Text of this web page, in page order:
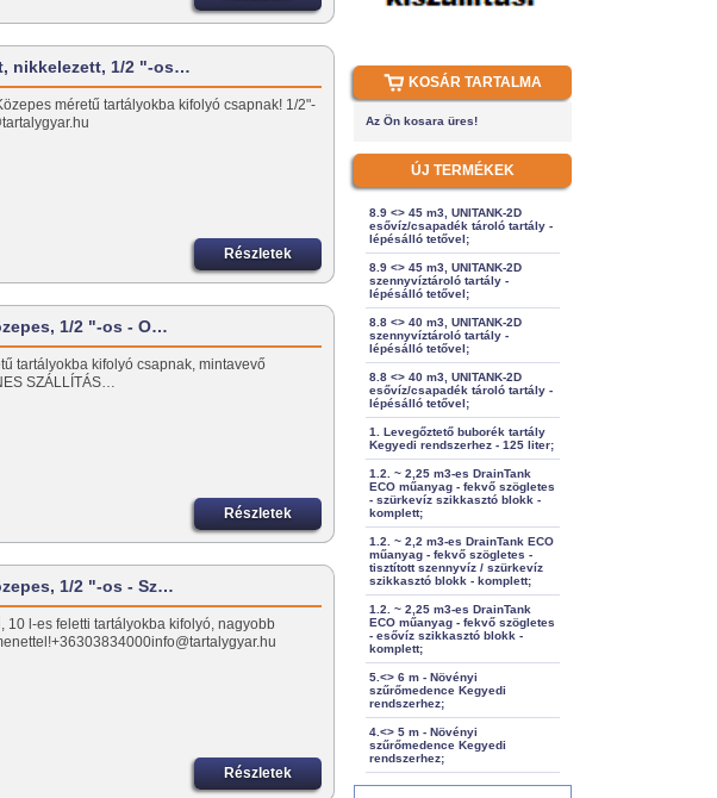
nikkelezett, 1/2 "-os…
méretű tartályokba kifolyó csapnak! 1/2"-
Részletek
1/2 "-os - O…
tartályokba kifolyó csapnak, mintavevő
SZÁLLÍTÁS…
Részletek
1/2 "-os - Sz…
10 l-es feletti tartályokba kifolyó, nagyobb
Részletek
KOSÁR TARTALMA
Az Ön kosara üres!
ÚJ TERMÉKEK
8.9 <> 45 m3, UNITANK-2D
esővíz/csapadék tároló tartály -
lépésálló tetővel;
8.9 <> 45 m3, UNITANK-2D
szennyvíztároló tartály -
lépésálló tetővel;
8.8 <> 40 m3, UNITANK-2D
szennyvíztároló tartály -
lépésálló tetővel;
8.8 <> 40 m3, UNITANK-2D
esővíz/csapadék tároló tartály -
lépésálló tetővel;
1. Levegőztető buborék tartály
Kegyedi rendszerhez - 125 liter;
1.2. ~ 2,25 m3-es DrainTank
ECO műanyag - fekvő szögletes
- szürkevíz szikkasztó blokk -
komplett;
1.2. ~ 2,2 m3-es DrainTank ECO
műanyag - fekvő szögletes -
tisztított szennyvíz / szürkevíz
szikkasztó blokk - komplett;
1.2. ~ 2,25 m3-es DrainTank
ECO műanyag - fekvő szögletes
- esővíz szikkasztó blokk -
komplett;
5.<> 6 m - Növényi
szűrőmedence Kegyedi
rendszerhez;
4.<> 5 m - Növényi
szűrőmedence Kegyedi
rendszerhez;